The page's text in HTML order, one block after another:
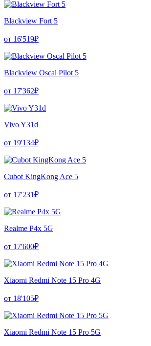
Blackview Fort 5
от 16'519₽
Blackview Oscal Pilot 5
от 17'362₽
Vivo Y31d
от 19'134₽
Cubot KingKong Ace 5
от 17'231₽
Realme P4x 5G
от 17'600₽
Xiaomi Redmi Note 15 Pro 4G
от 18'105₽
Xiaomi Redmi Note 15 Pro 5G